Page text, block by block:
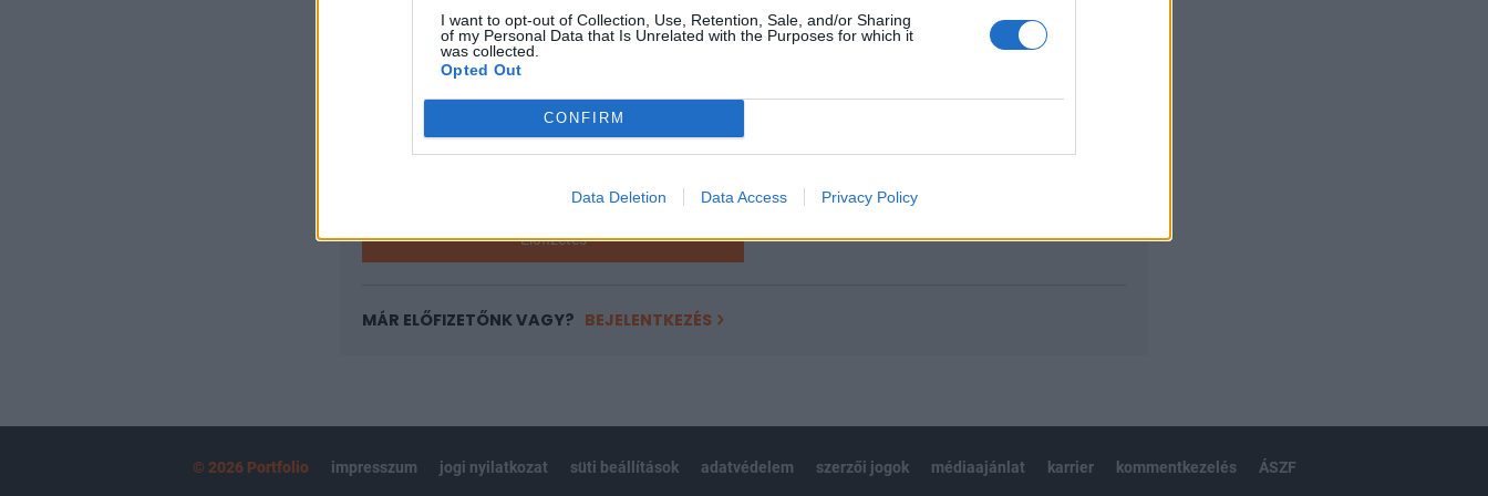
I want to opt-out of Collection, Use, Retention, Sale, and/or Sharing
of my Personal Data that Is Unrelated with the Purposes for which it
was collected.
Opted Out
CONFIRM
Data Deletion Data Access Privacy Policy
A keresett cikk a portfolio.hu hírarchívumához tartozik, melynek olvasása előfizetéses
regisztrációhoz kötött.
Az előfizetés a következőket tartalmazza:
Portfolio.hu teljes cikkarchívum
Kötéslisták: BÉT elmúlt 2 év napon belüli
Előfizetés
MÁR ELŐFIZETŐNK VAGY? BEJELENTKEZÉS
© 2026 Portfolio impresszum jogi nyilatkozat süti beállítások adatvédelem szerzői jogok médiaajánlat karrier kommentkezelés ÁSZF